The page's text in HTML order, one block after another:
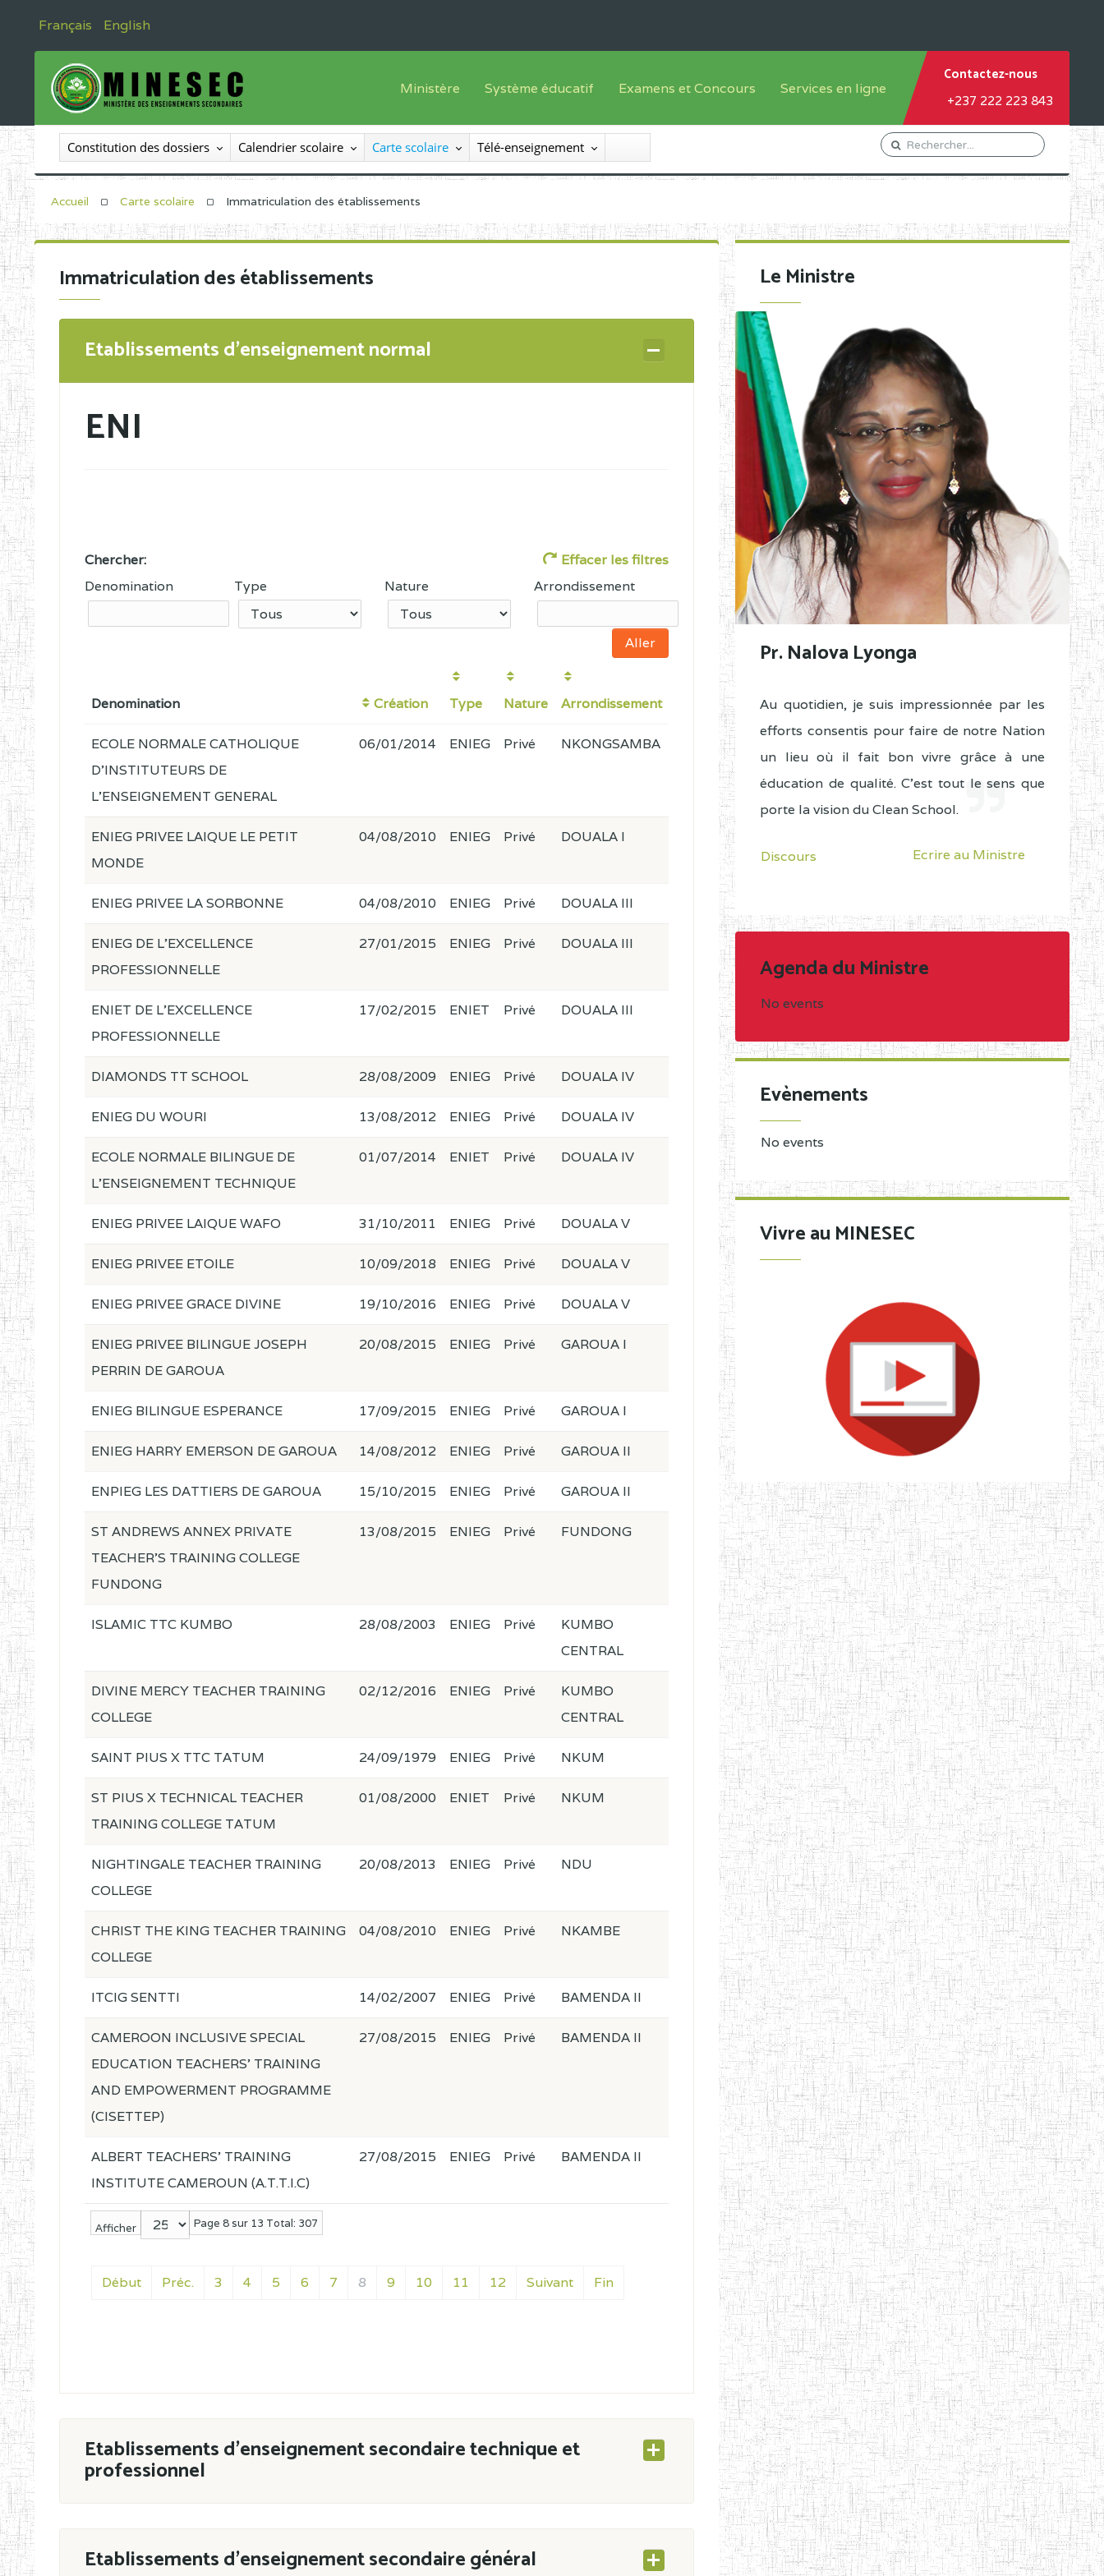
Français English
Ministère
Le Ministre
Le SEESEN
Inspection Générale des Enseignements
Organigramme
Système éducatif
Offre de formation
Sous système francophone
Progammes d'études
Examens et Concours
Inscriptions
Liste des candidats
Diplômes disponibles
Services en ligne
Orientation Conseil
Gestion du Personnel
Demande de subvention
Contactez-nous
+237 222 223 843
Constitution des dossiers Calendrier scolaire Carte scolaire Télé-enseignement
Accueil Carte scolaire Immatriculation des établissements
Immatriculation des établissements
Etablissements d'enseignement normal
ENI
Chercher:
Effacer les filtres
Denomination
Type Nature Arrondissement
Denomination Création Type Nature Arrondissement
Afficher Page 8 sur 13 Total: 307
Début Préc. 3 4 5 6 7 8 9 10 11 12 Suivant Fin
ECOLE NORMALE CATHOLIQUE
D'INSTITUTEURS DE
L'ENSEIGNEMENT GENERAL
06/01/2014 ENIEG Privé NKONGSAMBA
ENIEG PRIVEE LAIQUE LE PETIT
MONDE
04/08/2010 ENIEG Privé DOUALA I
ENIEG PRIVEE LA SORBONNE 04/08/2010 ENIEG Privé DOUALA III
ENIEG DE L'EXCELLENCE
PROFESSIONNELLE
27/01/2015 ENIEG Privé DOUALA III
ENIET DE L'EXCELLENCE
PROFESSIONNELLE
17/02/2015 ENIET Privé DOUALA III
DIAMONDS TT SCHOOL 28/08/2009 ENIEG Privé DOUALA IV
ENIEG DU WOURI 13/08/2012 ENIEG Privé DOUALA IV
ECOLE NORMALE BILINGUE DE
L'ENSEIGNEMENT TECHNIQUE
01/07/2014 ENIET Privé DOUALA IV
ENIEG PRIVEE LAIQUE WAFO 31/10/2011 ENIEG Privé DOUALA V
ENIEG PRIVEE ETOILE 10/09/2018 ENIEG Privé DOUALA V
ENIEG PRIVEE GRACE DIVINE 19/10/2016 ENIEG Privé DOUALA V
ENIEG PRIVEE BILINGUE JOSEPH
PERRIN DE GAROUA
20/08/2015 ENIEG Privé GAROUA I
ENIEG BILINGUE ESPERANCE 17/09/2015 ENIEG Privé GAROUA I
ENIEG HARRY EMERSON DE GAROUA 14/08/2012 ENIEG Privé GAROUA II
ENPIEG LES DATTIERS DE GAROUA 15/10/2015 ENIEG Privé GAROUA II
ST ANDREWS ANNEX PRIVATE
TEACHER'S TRAINING COLLEGE
FUNDONG
13/08/2015 ENIEG Privé FUNDONG
ISLAMIC TTC KUMBO 28/08/2003 ENIEG Privé
KUMBO
CENTRAL
DIVINE MERCY TEACHER TRAINING
COLLEGE
02/12/2016 ENIEG Privé
KUMBO
CENTRAL
SAINT PIUS X TTC TATUM 24/09/1979 ENIEG Privé NKUM
ST PIUS X TECHNICAL TEACHER
TRAINING COLLEGE TATUM
01/08/2000 ENIET Privé NKUM
NIGHTINGALE TEACHER TRAINING
COLLEGE
20/08/2013 ENIEG Privé NDU
CHRIST THE KING TEACHER TRAINING
COLLEGE
04/08/2010 ENIEG Privé NKAMBE
ITCIG SENTTI 14/02/2007 ENIEG Privé BAMENDA II
CAMEROON INCLUSIVE SPECIAL
EDUCATION TEACHERS' TRAINING
AND EMPOWERMENT PROGRAMME
(CISETTEP)
27/08/2015 ENIEG Privé BAMENDA II
ALBERT TEACHERS' TRAINING
INSTITUTE CAMEROUN (A.T.T.I.C)
27/08/2015 ENIEG Privé BAMENDA II
Etablissements d'enseignement secondaire technique et
professionnel
ESTP
Etablissements d'enseignement secondaire général
Le Ministre
Pr. Nalova Lyonga
Au quotidien, je suis impressionnée par les
efforts consentis pour faire de notre Nation
un lieu où il fait bon vivre grâce à une
éducation de qualité. C'est tout le sens que
porte la vision du Clean School.
Discours Ecrire au Ministre
Agenda du Ministre
No events
Evènements
No events
Vivre au MINESEC